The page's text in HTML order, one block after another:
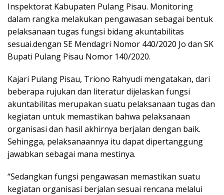
Inspektorat Kabupaten Pulang Pisau. Monitoring
dalam rangka melakukan pengawasan sebagai bentuk
pelaksanaan tugas fungsi bidang akuntabilitas
sesuai.dengan SE Mendagri Nomor 440/2020 Jo dan SK
Bupati Pulang Pisau Nomor 140/2020.
Kajari Pulang Pisau, Triono Rahyudi mengatakan, dari
beberapa rujukan dan literatur dijelaskan fungsi
akuntabilitas merupakan suatu pelaksanaan tugas dan
kegiatan untuk memastikan bahwa pelaksanaan
organisasi dan hasil akhirnya berjalan dengan baik.
Sehingga, pelaksanaannya itu dapat dipertanggung
jawabkan sebagai mana mestinya.
“Sedangkan fungsi pengawasan memastikan suatu
kegiatan organisasi berjalan sesuai rencana melalui